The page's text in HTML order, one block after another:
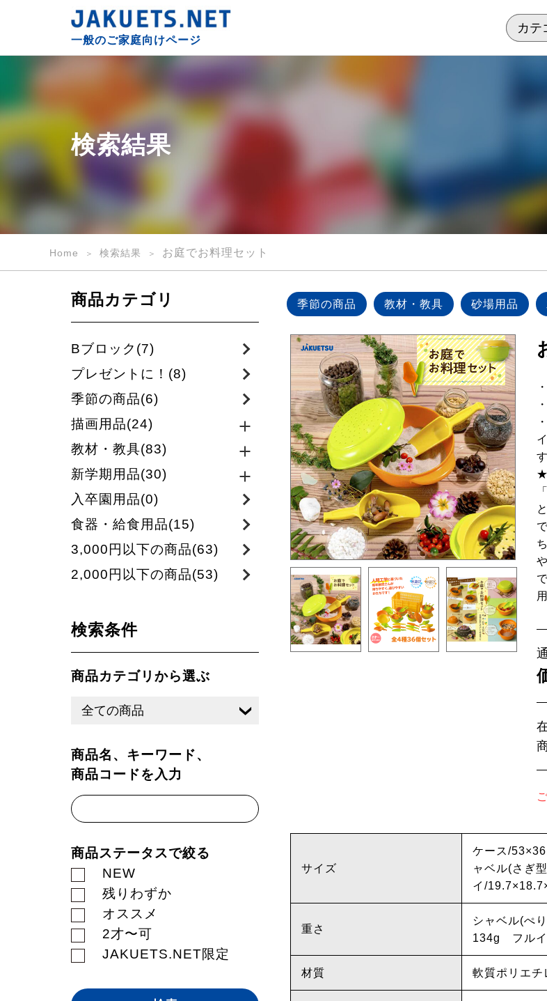
般
｜
JAKUETS.NET
一般のご家庭向けページ
検索結果
Home 検索結果 お庭でお料理セット
商品カテゴリ
Bブロック(7)
プレゼントに！(8)
季節の商品(6)
描画用品(24)
教材・教具(83)
新学期用品(30)
入卒園用品(0)
食器・給食用品(15)
3,000円以下の商品(63)
2,000円以下の商品(53)
検索条件
商品カテゴリから選ぶ
商品名、キーワード、
商品コードを入力
商品ステータスで絞る
NEW
残りわずか
オススメ
2才〜可
JAKUETS.NET限定
季節の商品 教材・教具 砂場用品
★
サイズ
ケース/
ャベル(さぎ
イ/
重さ
シャベル(ぺ
134g フル
材質 軟質ポリエチ